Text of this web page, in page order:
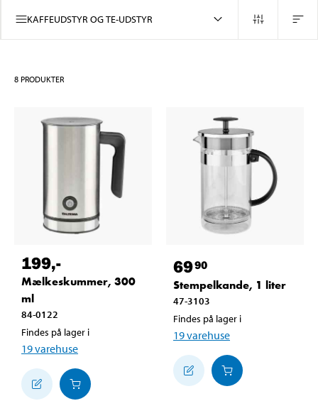
KAFFEUDSTYR OG TE-UDSTYR
8 PRODUKTER
199,-
Mælkeskummer, 300
ml
84-0122
Findes på lager i
19varehuse
6990
Stempelkande, 1 liter
47-3103
Findes på lager i
19varehuse